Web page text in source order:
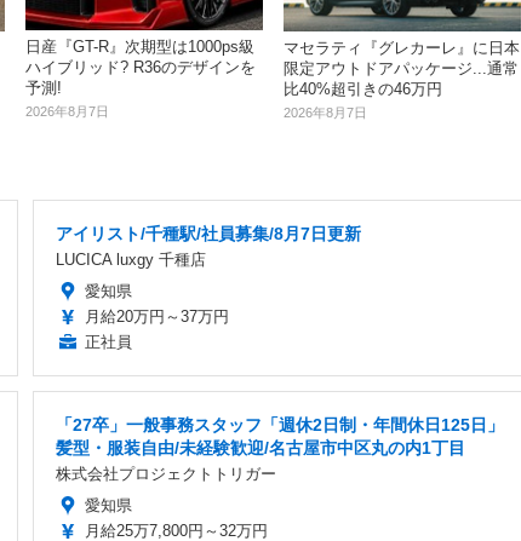
日産『GT-R』次期型は1000ps級
ハイブリッド? R36のデザインを
予測!
2026年8月7日
マセラティ『グレカーレ』に日本
限定アウトドアパッケージ...通常
比40%超引きの46万円
2026年8月7日
アイリスト/千種駅/社員募集/8月7日更新
LUCICA luxgy 千種店
愛知県
月給20万円～37万円
正社員
「27卒」一般事務スタッフ「週休2日制・年間休日125日」
髪型・服装自由/未経験歓迎/名古屋市中区丸の内1丁目
株式会社プロジェクトトリガー
愛知県
月給25万7,800円～32万円